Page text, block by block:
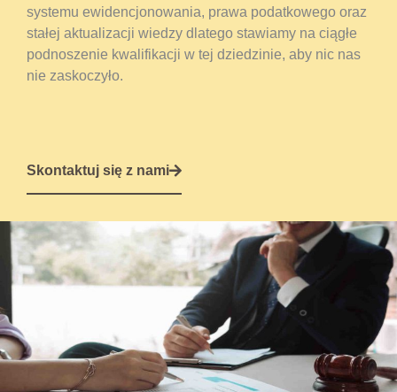
systemu ewidencjonowania, prawa podatkowego oraz
stałej aktualizacji wiedzy dlatego stawiamy na ciągłe
podnoszenie kwalifikacji w tej dziedzinie, aby nic nas
nie zaskoczyło.
Skontaktuj się z nami